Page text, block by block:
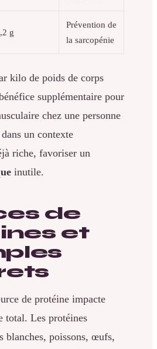
g
Prévention de
la sarcopénie
kilo de poids de corps
supplémentaire pour
chez une personne
un contexte
riche, favoriser un
inutile.
de
et
de protéine impacte
total. Les protéines
blanches, poissons, œufs,